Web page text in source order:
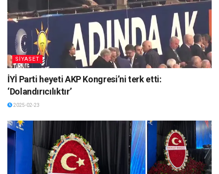
SİYASET
İYİ Parti heyeti AKP Kongresi’ni terk etti:
‘Dolandırıcılıktır’
2025-02-23